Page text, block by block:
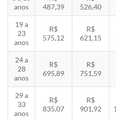
anos
487,39
526,40
19 a
23
anos
R$
575,12
R$
621,15
24 a
28
anos
R$
695,89
R$
751,59
29 a
33
anos
R$
835,07
R$
901,92